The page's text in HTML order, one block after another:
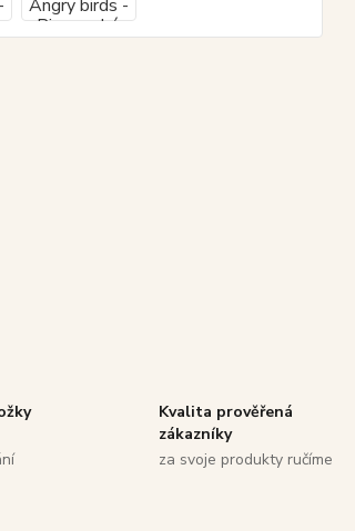
Kvalita prověřená
zákazníky
za svoje produkty ručíme